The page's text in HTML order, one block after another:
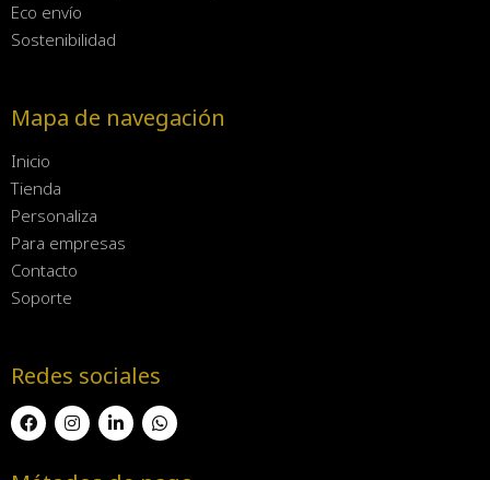
Eco envío
Sostenibilidad
Mapa de navegación
Inicio
Tienda
Personaliza
Para empresas
Contacto
Soporte
Redes sociales